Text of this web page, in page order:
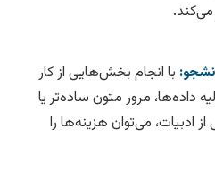
می‌کند.
با انجام بخش‌هایی از کار
داده‌ها، مرور متون ساده‌تر یا
ادبیات، می‌توان هزینه‌ها را